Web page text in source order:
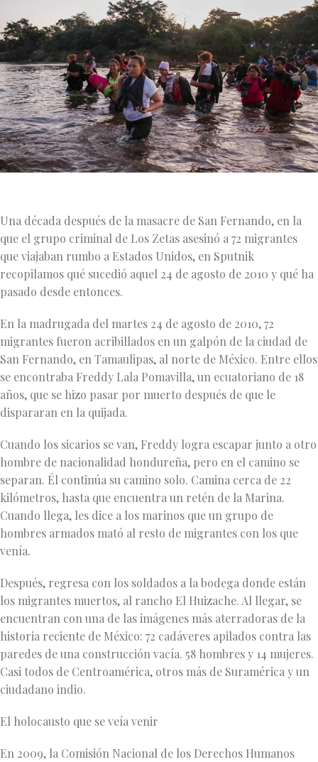
Una década después de la masacre de San Fernando, en la
que el grupo criminal de Los Zetas asesinó a 72 migrantes
que viajaban rumbo a Estados Unidos, en Sputnik
recopilamos qué sucedió aquel 24 de agosto de 2010 y qué ha
pasado desde entonces.
En la madrugada del martes 24 de agosto de 2010, 72
migrantes fueron acribillados en un galpón de la ciudad de
San Fernando, en Tamaulipas, al norte de México. Entre ellos
se encontraba Freddy Lala Pomavilla, un ecuatoriano de 18
años, que se hizo pasar por muerto después de que le
dispararan en la quijada.
Cuando los sicarios se van, Freddy logra escapar junto a otro
hombre de nacionalidad hondureña, pero en el camino se
separan. Él continúa su camino solo. Camina cerca de 22
kilómetros, hasta que encuentra un retén de la Marina.
Cuando llega, les dice a los marinos que un grupo de
hombres armados mató al resto de migrantes con los que
venía.
Después, regresa con los soldados a la bodega donde están
los migrantes muertos, al rancho El Huizache. Al llegar, se
encuentran con una de las imágenes más aterradoras de la
historia reciente de México: 72 cadáveres apilados contra las
paredes de una construcción vacía. 58 hombres y 14 mujeres.
Casi todos de Centroamérica, otros más de Suramérica y un
ciudadano indio.
El holocausto que se veía venir
En 2009, la Comisión Nacional de los Derechos Humanos